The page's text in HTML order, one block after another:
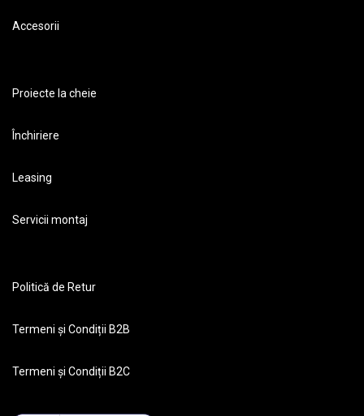
Accesorii
Proiecte la cheie
Închiriere
Leasing
Servicii montaj
Politică de Retur
Termeni și Condiții B2B
Termeni și Condiții B2C